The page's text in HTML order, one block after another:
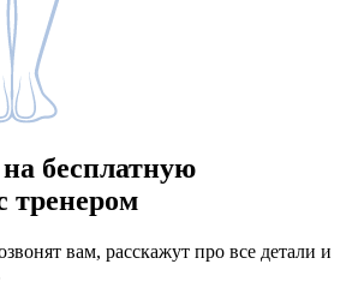
на бесплатную
тренером
вам, расскажут про все детали и